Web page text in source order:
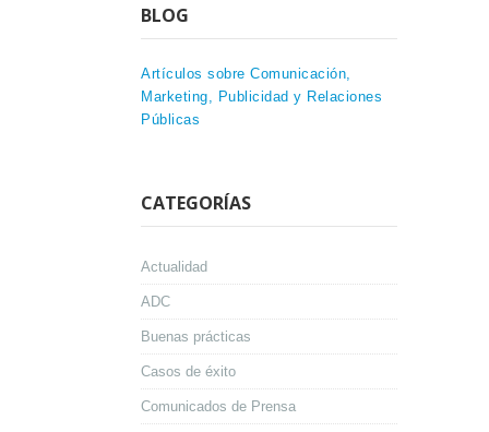
BLOG
Artículos sobre Comunicación,
Marketing, Publicidad y Relaciones
Públicas
CATEGORÍAS
Actualidad
ADC
Buenas prácticas
Casos de éxito
Comunicados de Prensa